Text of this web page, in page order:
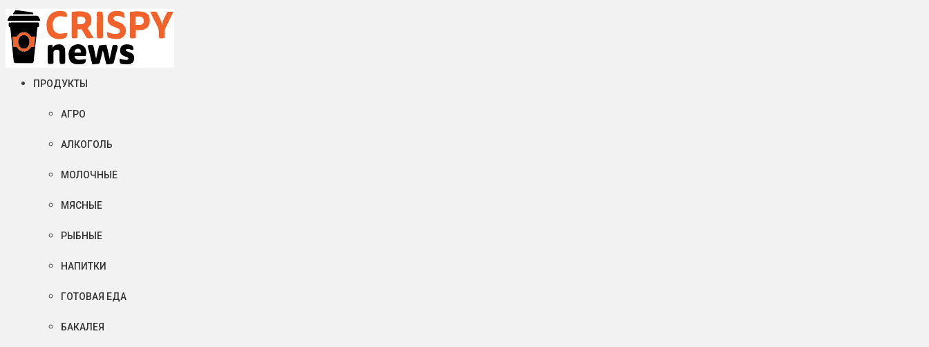
Суббота, 08 августа, 2026
Crispy News/Криспи Ньюс
События и тенденции рынка пищевой промышленности в России и мире
ПРОДУКТЫ
АГРО
АЛКОГОЛЬ
МОЛОЧНЫЕ
МЯСНЫЕ
РЫБНЫЕ
НАПИТКИ
ГОТОВАЯ ЕДА
БАКАЛЕЯ